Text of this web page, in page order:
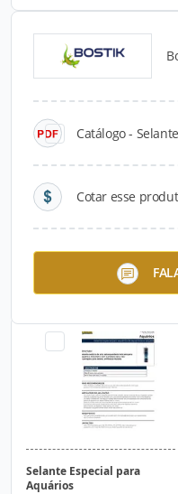
Catálogo -
Cotar esse
Selante Especial para
Aquários